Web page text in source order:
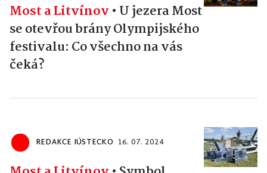
Most a Litvínov • U jezera Most
se otevřou brány Olympijského
festivalu: Co všechno na vás
čeká?
REDAKCE IÚSTECKO 16. 07. 2024